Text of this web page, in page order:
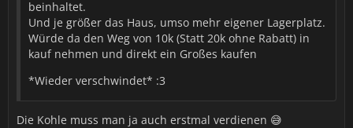
beinhaltet.
Und je größer das Haus, umso mehr eigener Lagerplatz.
Würde da den Weg von 10k (Statt 20k ohne Rabatt) in
kauf nehmen und direkt ein Großes kaufen
*Wieder verschwindet* :3
Die Kohle muss man ja auch erstmal verdienen 😅